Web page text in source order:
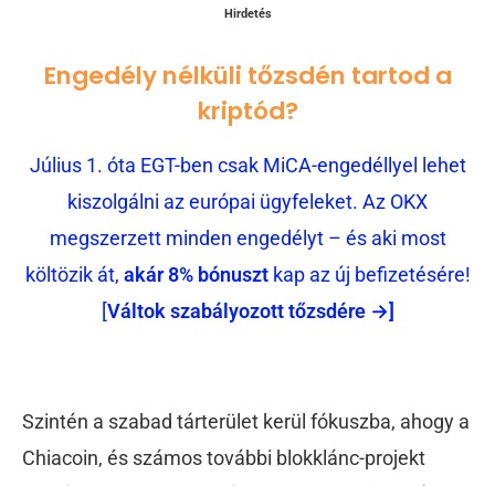
Hirdetés
Engedély nélküli tőzsdén tartod a
kriptód?
Július 1. óta EGT-ben csak MiCA-engedéllyel lehet
kiszolgálni az európai ügyfeleket. Az OKX
megszerzett minden engedélyt – és aki most
költözik át, akár 8% bónusztkap az új befizetésére!
[Váltok szabályozott tőzsdére →]
Szintén a szabad tárterület kerül fókuszba, ahogy a
Chiacoin, és számos további blokklánc-projekt